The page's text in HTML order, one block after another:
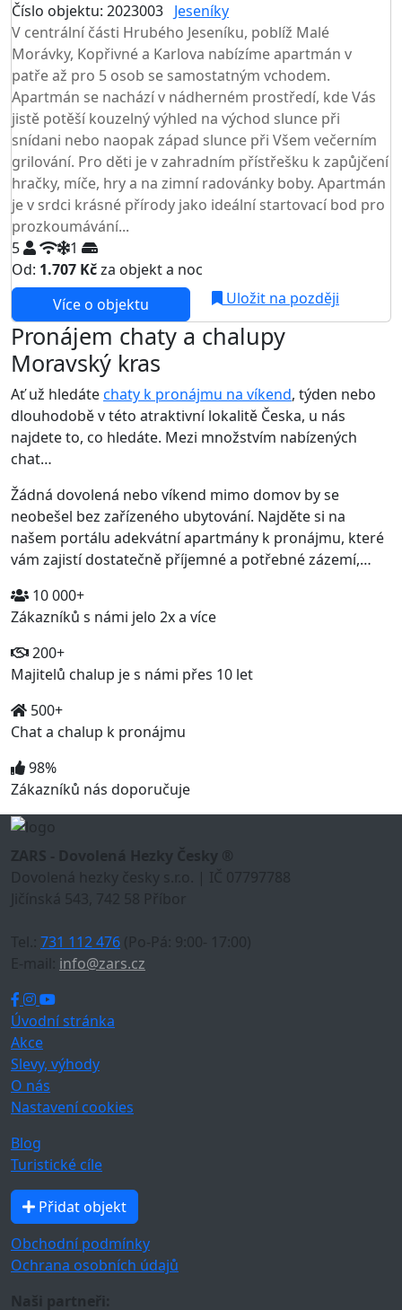
Číslo objektu: 2023003 Jeseníky
V centrální části Hrubého Jeseníku, poblíž Malé
Morávky, Kopřivné a Karlova nabízíme apartmán v
patře až pro 5 osob se samostatným vchodem.
Apartmán se nachází v nádherném prostředí, kde Vás
jistě potěší kouzelný výhled na východ slunce při
snídani nebo naopak západ slunce při Všem večerním
grilování. Pro děti je v zahradním přístřešku k zapůjčení
hračky, míče, hry a na zimní radovánky boby. Apartmán
je v srdci krásné přírody jako ideální startovací bod pro
prozkoumávání...
5
1
Od: 1.707 Kčza objekt a noc
Více o objektu Uložit na později
Pronájem chaty a chalupy
Moravský kras
Ať už hledátechaty k pronájmu na víkend, týden nebo
dlouhodobě v této atraktivní lokalitě Česka, u nás
najdete to, co hledáte. Mezi množstvím nabízených
chat…
Žádná dovolená nebo víkend mimo domov by se
neobešel bez zařízeného ubytování. Najděte si na
našem portálu adekvátní apartmány k pronájmu, které
vám zajistí dostatečně příjemné a potřebné zázemí,…
10 000+
Zákazníků s námi jelo 2x a více
200+
Majitelů chalup je s námi přes 10 let
500+
Chat a chalup k pronájmu
98%
Zákazníků nás doporučuje
ZARS - Dovolená Hezky Česky ®
Dovolená hezky česky s.r.o. | IČ 07797788
Jičínská 543, 742 58 Příbor
Tel.: 731 112 476 (Po-Pá: 9:00- 17:00)
E-mail: info@zars.cz
Úvodní stránka
Akce
Slevy, výhody
O nás
Nastavení cookies
Blog
Turistické cíle
Přidat objekt
Obchodní podmínky
Ochrana osobních údajů
Naši partneři: